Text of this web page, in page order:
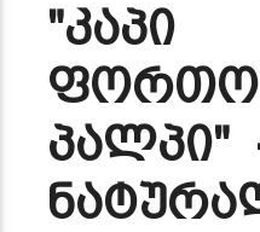
"კაპი
პალპი"